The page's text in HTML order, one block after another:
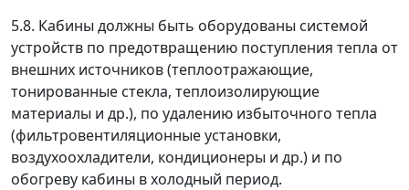
5.8. Кабины должны быть оборудованы системой
устройств по предотвращению поступления тепла от
внешних источников (теплоотражающие,
тонированные стекла, теплоизолирующие
материалы и др.), по удалению избыточного тепла
(фильтровентиляционные установки,
воздухоохладители, кондиционеры и др.) и по
обогреву кабины в холодный период.